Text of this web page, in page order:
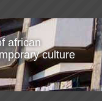
african
culture